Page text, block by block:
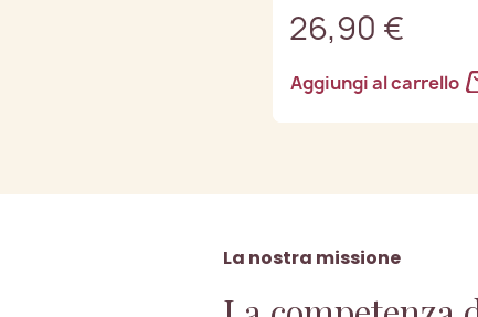
26,90 €
Aggiungi al carrello
La nostra missione